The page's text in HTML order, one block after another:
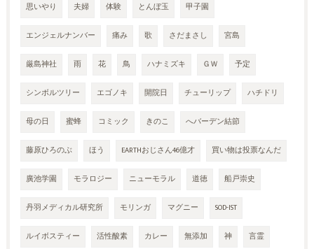
思いやり 夫婦 体験 とんぼ玉 甲子園
エンジェルナンバー 痛み 歌 さだまさし 宮島
厳島神社 雨 花 鳥 ハナミズキ ＧＷ 予定
シンボルツリー エゴノキ 開院日 チューリップ ハチドリ
母の日 蜜蜂 コミック きのこ へバーデン結節
藤原ひろのぶ ほう EARTHおじさん46億才 買い物は投票なんだ
廣池学園 モラロジー ニューモラル 道徳 船戸崇史
丹羽メディカル研究所 モリンガ マグニー SOD-IST
ルイボスティー 活性酸素 カレー 無添加 神 言霊